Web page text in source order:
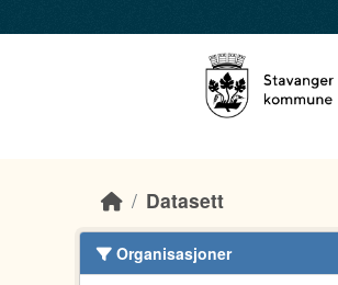
Datasett
Organisasjoner